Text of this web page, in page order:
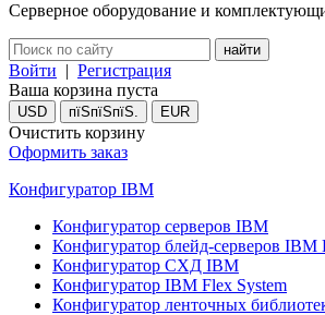
Серверное оборудование и
Войти | Регистрация
Ваша корзина пуста
USD пїЅпїЅпїЅ. EUR
Очистить корзину
Оформить заказ
Конфигуратор IBM
Конфигуратор серверов IBM
Конфигуратор блейд-серверов IBM
Конфигуратор СХД IBM
Конфигуратор IBM Flex System
Конфигуратор ленточных